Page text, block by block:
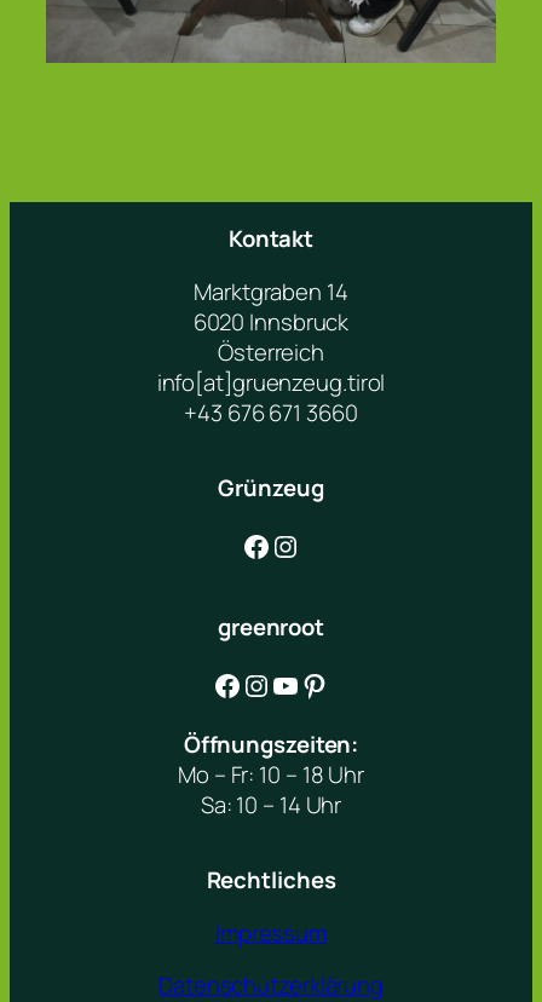
Kontakt
Marktgraben 14
6020 Innsbruck
Österreich
info[at]gruenzeug.tirol
+43 676 671 3660
Grünzeug
Facebook Instagram
greenroot
Facebook Instagram YouTube Pinterest
Öffnungszeiten:
Mo – Fr: 10 – 18 Uhr
Sa: 10 – 14 Uhr
Rechtliches
Impressum
Datenschutzerklärung